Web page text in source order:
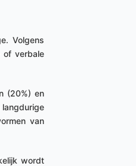
Volgens
of verbale
(20%) en
van
wordt